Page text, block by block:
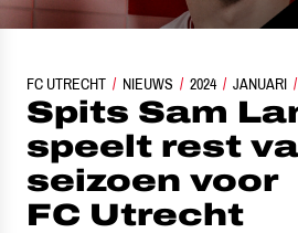
FC UTRECHT NIEUWS 2024 JANUARI
SPITS SAM LAMMERS SPEELT
Spits Sam
speelt rest
seizoen voor
FC Utrecht